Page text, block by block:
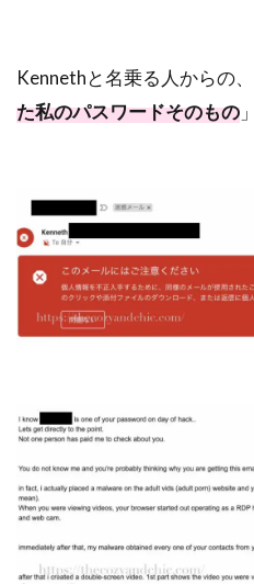
Kennethと名乗る人からの
た私のパスワードそのもの